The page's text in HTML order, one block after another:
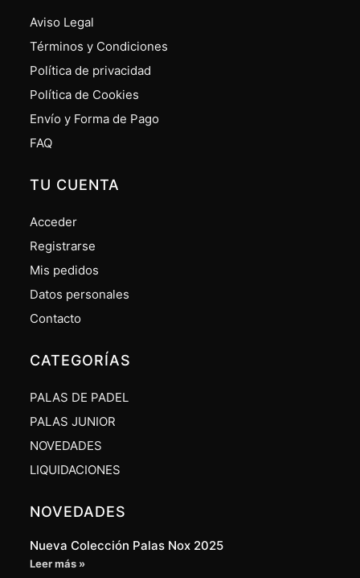
Aviso Legal
Términos y Condiciones
Política de privacidad
Política de Cookies
Envío y Forma de Pago
FAQ
TU CUENTA
Acceder
Registrarse
Mis pedidos
Datos personales
Contacto
CATEGORÍAS
PALAS DE PADEL
PALAS JUNIOR
NOVEDADES
LIQUIDACIONES
NOVEDADES
Nueva Colección Palas Nox 2025
Leer más »